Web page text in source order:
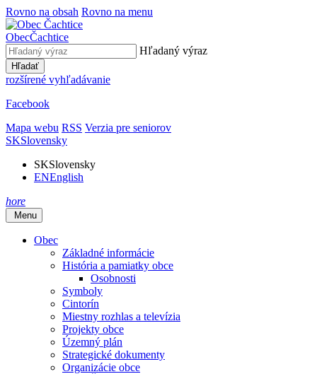
Rovno na obsah Rovno na menu
ObecČachtice
Hľadaný výraz
Hľadať
rozšírené vyhľadávanie
Facebook
Mapa webu RSS Verzia pre seniorov
SKSlovensky
SKSlovensky
ENEnglish
hore
Menu
Obec
Základné informácie
História a pamiatky obce
Osobnosti
Symboly
Cintorín
Miestny rozhlas a televízia
Projekty obce
Územný plán
Strategické dokumenty
Organizácie obce